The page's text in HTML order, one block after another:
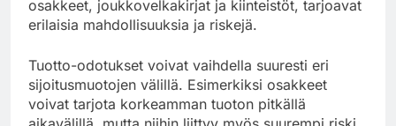
osakkeet, joukkovelkakirjat ja kiinteistöt, tarjoavat
erilaisia mahdollisuuksia ja riskejä.
Tuotto-odotukset voivat vaihdella suuresti eri
sijoitusmuotojen välillä. Esimerkiksi osakkeet
voivat tarjota korkeamman tuoton pitkällä